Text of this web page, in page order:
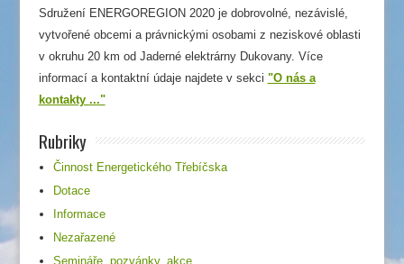
Sdružení ENERGOREGION 2020 je dobrovolné, nezávislé,
vytvořené obcemi a právnickými osobami z neziskové oblasti
v okruhu 20 km od Jaderné elektrárny Dukovany. Více
informací a kontaktní údaje najdete v sekci "O nás a
kontakty ..."
Rubriky
Činnost Energetického Třebíčska
Dotace
Informace
Nezařazené
Semináře, pozvánky, akce